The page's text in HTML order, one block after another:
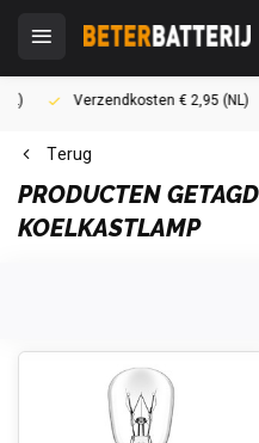
Verzendkosten € 2,95 (NL)
Terug
PRODUCTEN
KOELKASTLAMP